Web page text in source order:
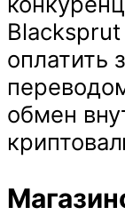
оплатить
обмен